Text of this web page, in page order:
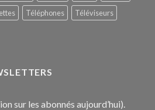
Téléphones
Téléviseurs
sur les abonnés aujourd’hui).